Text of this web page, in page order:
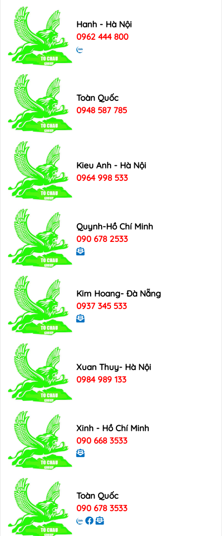
Hanh - Hà Nội
0962 444 800
Toàn Quốc
0948 587 785
Kieu Anh - Hà Nội
0964 998 533
Quynh-Hồ Chí Minh
090 678 2533
Kim Hoang- Đà Nẵng
0937 345 533
Xuan Thuy- Hà Nội
0984 989 133
Xinh - Hồ Chí Minh
090 668 3533
Toàn Quốc
090 678 3533